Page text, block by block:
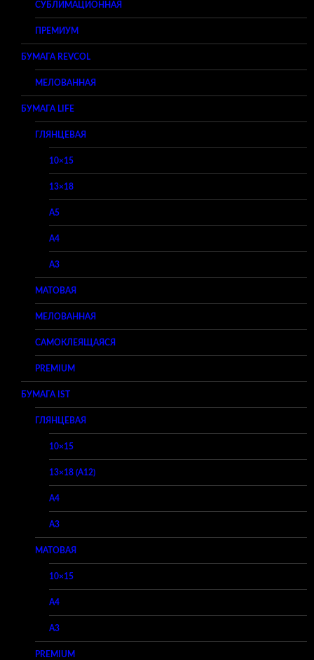
СУБЛИМАЦИОННАЯ
ПРЕМИУМ
БУМАГА REVCOL
МЕЛОВАННАЯ
БУМАГА LIFE
ГЛЯНЦЕВАЯ
10×15
13×18
A5
A4
A3
МАТОВАЯ
МЕЛОВАННАЯ
САМОКЛЕЯЩАЯСЯ
PREMIUM
БУМАГА IST
ГЛЯНЦЕВАЯ
10×15
13×18 (A12)
A4
A3
МАТОВАЯ
10×15
A4
A3
PREMIUM